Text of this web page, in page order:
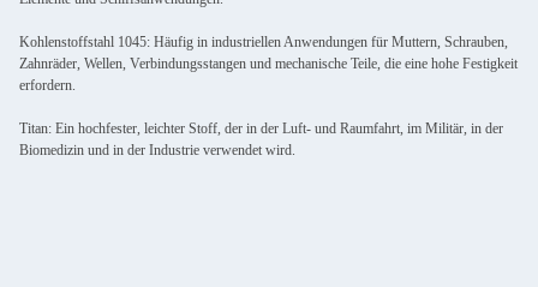
Kohlenstoffstahl 1045: Häufig in industriellen Anwendungen für Muttern, Schrauben,
Zahnräder, Wellen, Verbindungsstangen und mechanische Teile, die eine hohe Festigkeit
erfordern.
Titan: Ein hochfester, leichter Stoff, der in der Luft- und Raumfahrt, im Militär, in der
Biomedizin und in der Industrie verwendet wird.